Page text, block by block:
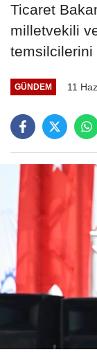
Ticaret
milletvekili
temsilcilerini
GÜNDEM 11